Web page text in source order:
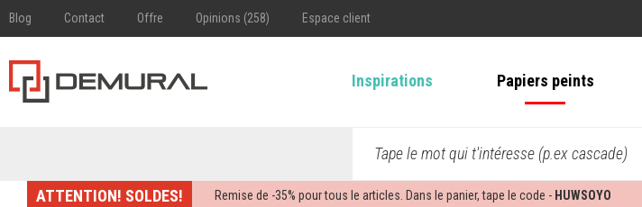
Blog Contact Offre Opinions (258) Espace client
Inspirations Papiers peints
Tape le mot qui t'intéresse (p.ex cascade)
ATTENTION! SOLDES! Remise de -35% pour tous le articles. Dans le panier, tape le code - HUWSOYO